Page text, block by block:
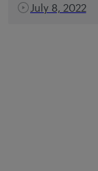
July 8, 2022